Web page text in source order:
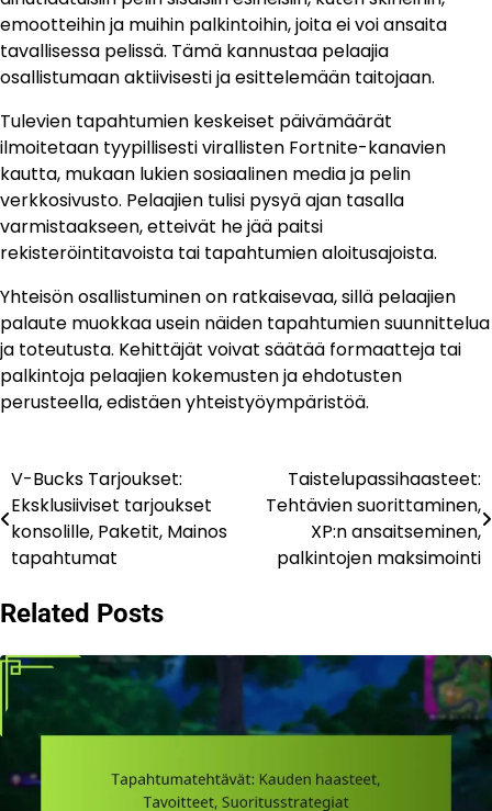
emootteihin ja muihin palkintoihin, joita ei voi ansaita
tavallisessa pelissä. Tämä kannustaa pelaajia
osallistumaan aktiivisesti ja esittelemään taitojaan.
Tulevien tapahtumien keskeiset päivämäärät
ilmoitetaan tyypillisesti virallisten Fortnite-kanavien
kautta, mukaan lukien sosiaalinen media ja pelin
verkkosivusto. Pelaajien tulisi pysyä ajan tasalla
varmistaakseen, etteivät he jää paitsi
rekisteröintitavoista tai tapahtumien aloitusajoista.
Yhteisön osallistuminen on ratkaisevaa, sillä pelaajien
palaute muokkaa usein näiden tapahtumien suunnittelua
ja toteutusta. Kehittäjät voivat säätää formaatteja tai
palkintoja pelaajien kokemusten ja ehdotusten
perusteella, edistäen yhteistyöympäristöä.
Post
navigation
V-Bucks Tarjoukset:
Eksklusiiviset tarjoukset
konsolille, Paketit, Mainos
tapahtumat
Taistelupassihaasteet:
Tehtävien suorittaminen,
XP:n ansaitseminen,
palkintojen maksimointi
Related Posts